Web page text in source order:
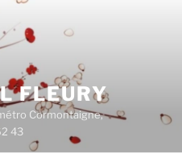
FLEURY
Cormontaigne,
43